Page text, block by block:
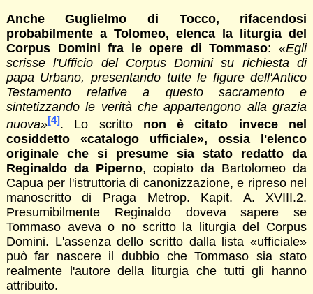
Anche Guglielmo di Tocco, rifacendosi
probabilmente a Tolomeo, elenca la liturgia del
Corpus Domini fra le opere di Tommaso:«Egli
scrisse l'Ufficio del Corpus Domini su richiesta di
papa Urbano, presentando tutte le figure dell'Antico
Testamento relative a questo sacramento e
sintetizzando le verità che appartengono alla grazia
nuova»[4]. Lo scritto non è citato invece nel
cosiddetto
«catalogo ufficiale», ossia l'elenco
originale che si presume sia stato redatto da
Reginaldo da Piperno, copiato da Bartolomeo da
Capua per l'istruttoria di canonizzazione, e ripreso nel
manoscritto di Praga Metrop. Kapit. A. XVIII.2.
Presumibilmente Reginaldo doveva sapere se
Tommaso aveva o no scritto la liturgia del Corpus
Domini. L'assenza dello scritto dalla lista «ufficiale»
può far nascere il dubbio che Tommaso sia stato
realmente l'autore della liturgia che tutti gli hanno
attribuito.